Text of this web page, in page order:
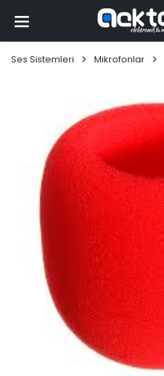
Ses Sistemleri Mikrofonlar